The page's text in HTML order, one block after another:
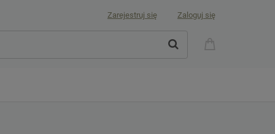
Zarejestruj się Zaloguj się